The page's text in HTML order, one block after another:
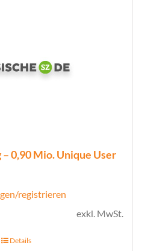
0,90 Mio. Unique User
registrieren
exkl. MwSt.
Details